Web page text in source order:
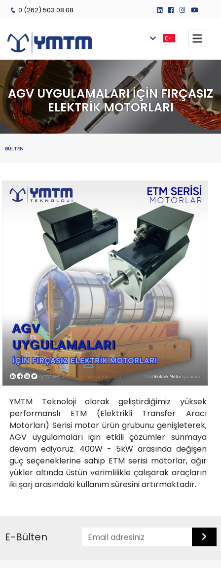
0 (262) 503 08 08
AGV UYGULAMALARI İÇİN FIRÇASIZ
ELEKTRİK MOTORLARI
BÜLTEN
YMTM Teknoloji olarak geliştirdiğimiz yüksek
performanslı ETM (Elektrikli Transfer Aracı
Motorları) Serisi motor ürün grubunu genişleterek,
AGV uygulamaları için etkili çözümler sunmaya
devam ediyoruz. 400W - 5kW arasında değişen
güç seçeneklerine sahip ETM serisi motorlar, ağır
yükler altında üstün verimlilikle çalışarak araçların
iki şarj arasındaki kullanım süresini artırmaktadır.
E-Bülten